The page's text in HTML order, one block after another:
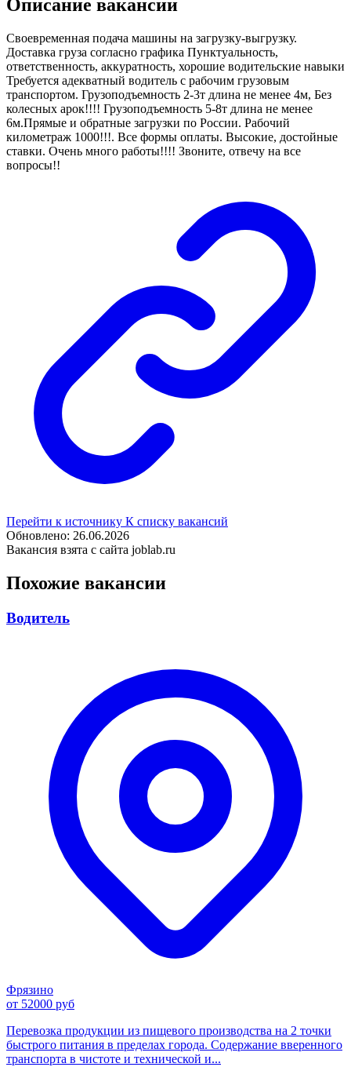
Описание вакансии
Своевременная подача машины на загрузку-выгрузку.
Доставка груза согласно графика Пунктуальность,
ответственность, аккуратность, хорошие водительские навыки
Требуется адекватный водитель с рабочим грузовым
транспортом. Грузоподъемность 2-3т длина не менее 4м, Без
колесных арок!!!! Грузоподъемность 5-8т длина не менее
6м.Прямые и обратные загрузки по России. Рабочий
километраж 1000!!!. Все формы оплаты. Высокие, достойные
ставки. Очень много работы!!!! Звоните, отвечу на все
вопросы!!
Перейти к источнику К списку вакансий
Обновлено: 26.06.2026
Вакансия взята с сайта joblab.ru
Похожие вакансии
Водитель
Фрязино
от 52000 руб
Перевозка продукции из пищевого производства на 2 точки
быстрого питания в пределах города. Содержание вверенного
транспорта в чистоте и технической и...